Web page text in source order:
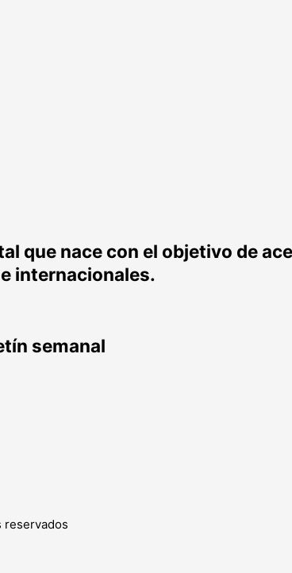
que nace con el objetivo de
internacionales.
semanal
reservados